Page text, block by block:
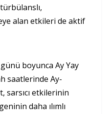
alan etkileri de aktif
boyunca Ay Yay
saatlerinde Ay-
sarsıcı etkilerinin
daha ılımlı